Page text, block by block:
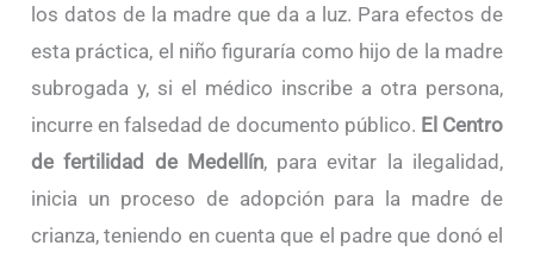
los datos de la madre que da a luz. Para efectos de
esta práctica, el niño figuraría como hijo de la madre
subrogada y, si el médico inscribe a otra persona,
incurre en falsedad de documento público. El Centro
de fertilidad de Medellín, para evitar la ilegalidad,
inicia un proceso de adopción para la madre de
crianza, teniendo en cuenta que el padre que donó el